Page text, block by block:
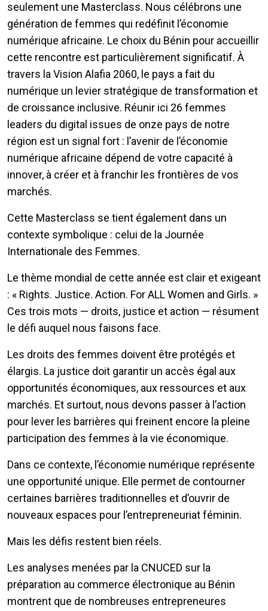
seulement une Masterclass. Nous célébrons une
génération de femmes qui redéfinit l’économie
numérique africaine. Le choix du Bénin pour accueillir
cette rencontre est particulièrement significatif. À
travers la Vision Alafia 2060, le pays a fait du
numérique un levier stratégique de transformation et
de croissance inclusive. Réunir ici 26 femmes
leaders du digital issues de onze pays de notre
région est un signal fort : l’avenir de l’économie
numérique africaine dépend de votre capacité à
innover, à créer et à franchir les frontières de vos
marchés.
Cette Masterclass se tient également dans un
contexte symbolique : celui de la Journée
Internationale des Femmes.
Le thème mondial de cette année est clair et exigeant
: « Rights. Justice. Action. For ALL Women and Girls. »
Ces trois mots — droits, justice et action — résument
le défi auquel nous faisons face.
Les droits des femmes doivent être protégés et
élargis. La justice doit garantir un accès égal aux
opportunités économiques, aux ressources et aux
marchés. Et surtout, nous devons passer à l’action
pour lever les barrières qui freinent encore la pleine
participation des femmes à la vie économique.
Dans ce contexte, l’économie numérique représente
une opportunité unique. Elle permet de contourner
certaines barrières traditionnelles et d’ouvrir de
nouveaux espaces pour l’entrepreneuriat féminin.
Mais les défis restent bien réels.
Les analyses menées par la CNUCED sur la
préparation au commerce électronique au Bénin
montrent que de nombreuses entrepreneures